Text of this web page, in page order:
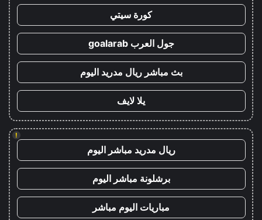
كورة سيتي
جول العرب goalarab
بث مباشر ريال مدريد اليوم
يلا لايف
!
ريال مدريد مباشر اليوم
برشلونة مباشر اليوم
مباريات اليوم مباشر